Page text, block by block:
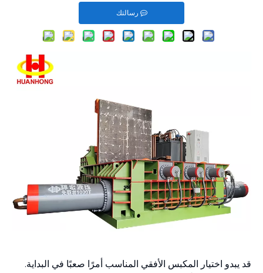
رسالتك
قد يبدو اختيار المكبس الأفقي المناسب أمرًا صعبًا في البداية.